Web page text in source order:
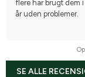
flere har brugt dem
år uden problemer.
SE ALLE